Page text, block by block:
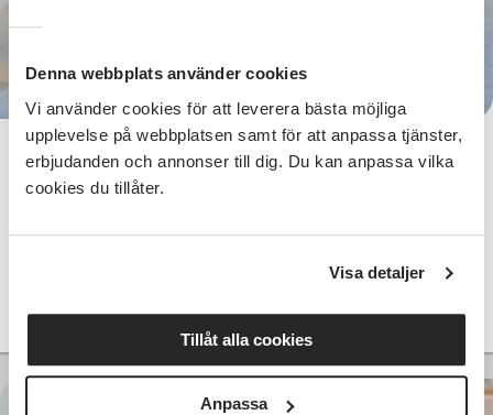
Denna webbplats använder cookies
Vi använder cookies för att leverera bästa möjliga
upplevelse på webbplatsen samt för att anpassa tjänster,
erbjudanden och annonser till dig. Du kan anpassa vilka
cookies du tillåter.
Visa detaljer
Tillåt alla cookies
Anpassa
Gör egna smycken i brons – kedjor
och länkar från grunden
Visby
lör 2026-09-26
Läs mer och anmäl